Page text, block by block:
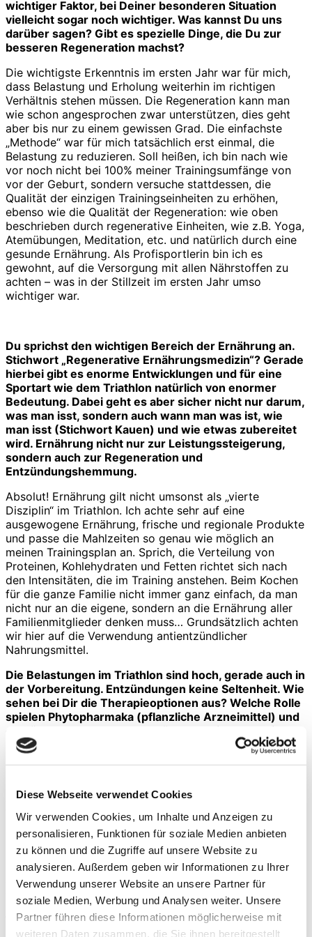
Diese Webseite verwendet Cookies
Wir verwenden Cookies, um Inhalte und Anzeigen zu
personalisieren, Funktionen für soziale Medien anbieten
zu können und die Zugriffe auf unsere Website zu
analysieren. Außerdem geben wir Informationen zu Ihrer
Verwendung unserer Website an unsere Partner für
soziale Medien, Werbung und Analysen weiter. Unsere
Partner führen diese Informationen möglicherweise mit
weiteren Daten zusammen, die Sie ihnen bereitgestellt
wichtiger Faktor, bei Deiner besonderen Situation
vielleicht sogar noch wichtiger. Was kannst Du uns
darüber sagen? Gibt es spezielle Dinge, die Du zur
besseren Regeneration machst?
Die wichtigste Erkenntnis im ersten Jahr war für mich,
dass Belastung und Erholung weiterhin im richtigen
Verhältnis stehen müssen. Die Regeneration kann man
wie schon angesprochen zwar unterstützen, dies geht
aber bis nur zu einem gewissen Grad. Die einfachste
„Methode“ war für mich tatsächlich erst einmal, die
Belastung zu reduzieren. Soll heißen, ich bin nach wie
vor noch nicht bei 100% meiner Trainingsumfänge von
vor der Geburt, sondern versuche stattdessen, die
Qualität der einzigen Trainingseinheiten zu erhöhen,
ebenso wie die Qualität der Regeneration: wie oben
beschrieben durch regenerative Einheiten, wie z.B. Yoga,
Atemübungen, Meditation, etc. und natürlich durch eine
gesunde Ernährung. Als Profisportlerin bin ich es
gewohnt, auf die Versorgung mit allen Nährstoffen zu
achten – was in der Stillzeit im ersten Jahr umso
wichtiger war.
Du sprichst den wichtigen Bereich der Ernährung an.
Stichwort „Regenerative Ernährungsmedizin“? Gerade
hierbei gibt es enorme Entwicklungen und für eine
Sportart wie dem Triathlon natürlich von enormer
Bedeutung. Dabei geht es aber sicher nicht nur darum,
was man isst, sondern auch wann man was ist, wie
man isst (Stichwort Kauen) und wie etwas zubereitet
wird. Ernährung nicht nur zur Leistungssteigerung,
sondern auch zur Regeneration und
Entzündungshemmung.
Absolut! Ernährung gilt nicht umsonst als „vierte
Disziplin“ im Triathlon. Ich achte sehr auf eine
ausgewogene Ernährung, frische und regionale Produkte
und passe die Mahlzeiten so genau wie möglich an
meinen Trainingsplan an. Sprich, die Verteilung von
Proteinen, Kohlehydraten und Fetten richtet sich nach
den Intensitäten, die im Training anstehen. Beim Kochen
für die ganze Familie nicht immer ganz einfach, da man
nicht nur an die eigene, sondern an die Ernährung aller
Familienmitglieder denken muss… Grundsätzlich achten
wir hier auf die Verwendung antientzündlicher
Nahrungsmittel.
Die Belastungen im Triathlon sind hoch, gerade auch in
der Vorbereitung. Entzündungen keine Seltenheit. Wie
sehen bei Dir die Therapieoptionen aus? Welche Rolle
spielen Phytopharmaka (pflanzliche Arzneimittel) und
entzündungshemmende Ernährung, wie Kurkumin,
Bromelain etc., um nur ein paar Beispiele zu nennen?
Gibt es verletzungsprophylaktische Maßnahmen in
Als wichtigste verletzungsprophylaktische Maßnahme
würde ich immer zuerst meine Besuche bei Osteopath
und Physiotherapeut erwähnen, die ich sehr konsequent
und regelmäßig einplane, auch ohne verletzt zu sein:
Dysbalancen ausgleichen und vorbeugen, den
Bewegungsapparat immer wieder „gerade“ rücken – und
das mit fachkundiger Unterstützung – ist für mich die
wichtigste Verletzungsprophylaxe.
Was pflanzliche Nahrungsergänzungsmittel angeht, so
habe ich z.B. mit Kurkumin und Sauerkirschkonzentrat